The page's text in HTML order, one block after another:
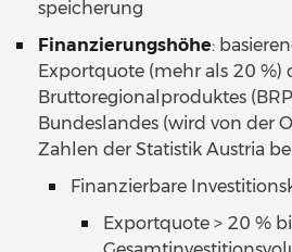
speicherung
Finanzierungshöhe:
Exportquote (mehr als 20 %)
Bruttoregionalproduktes
Bundeslandes (wird von der
Zahlen der Statistik Austria
Finanzierbare
Exportquote > 20 %